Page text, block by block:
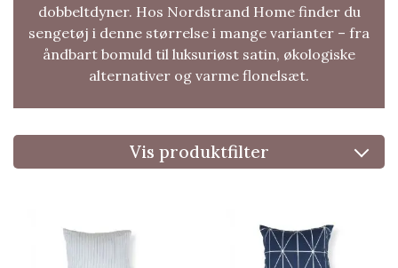
dobbeltdyner. Hos Nordstrand Home finder du
sengetøj i denne størrelse i mange varianter – fra
åndbart bomuld til luksuriøst satin, økologiske
alternativer og varme flonelsæt.
Vis produktfilter